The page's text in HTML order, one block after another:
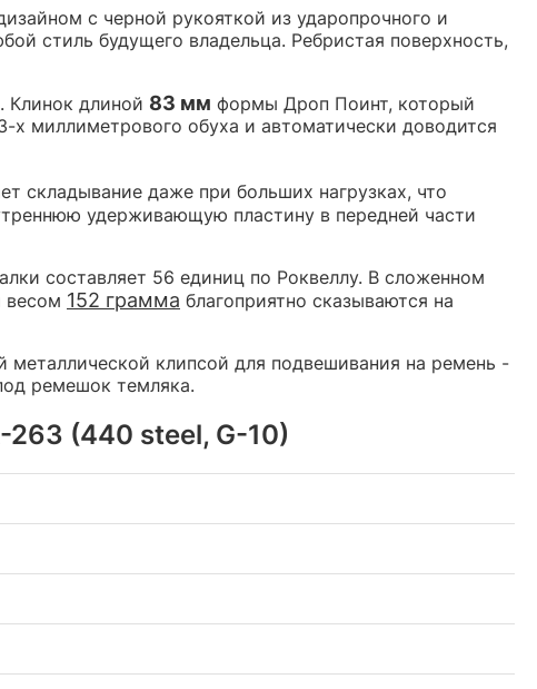
с черной рукояткой из ударопрочного и
стиль будущего владельца. Ребристая поверхность,
длиной 83 мм формы Дроп Поинт, который
миллиметрового обуха и автоматически доводится
складывание даже при больших нагрузках, что
удерживающую пластину в передней части
составляет 56 единиц по Роквеллу. В сложенном
весом 152 грамма благоприятно сказываются на
клипсой для подвешивания на ремень -
ремешок темляка.
263 (440 steel, G-10)